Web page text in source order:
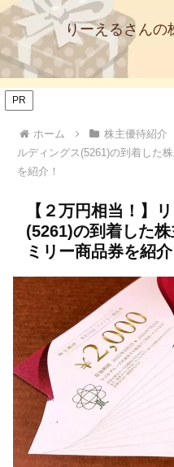
りーえるさん
PR
ホーム 株主優待紹介
ルディングス(5261)の到着した
を紹介！
【２万円相当！】
(5261)の到着した
ミリー商品券を紹介